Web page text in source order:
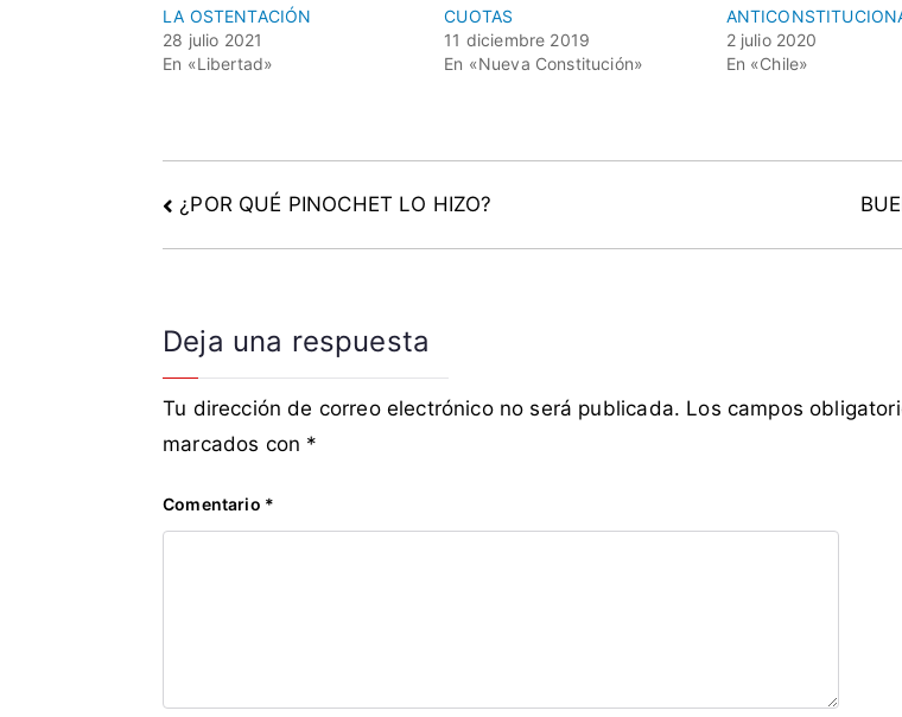
o
b
n
o
H
b
r
e
LA OSTENTACIÓN
28 julio 2021
En «Libertad»
CUOTAS
11 diciembre 2019
En «Nueva Constitución»
2 julio 2020
En «Chile»
¿POR QUÉ PINOCHET LO HIZO?
Deja una respuesta
Tu dirección de correo electrónico no será publicada. Los campos
marcados con *
Comentario *